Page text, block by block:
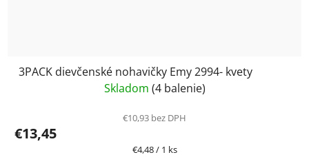
3PACK dievčenské nohavičky Emy 2994- kvety
Skladom (4 balenie)
€10,93 bez DPH
€13,45
Jednotková
€4,48 / 1 ks